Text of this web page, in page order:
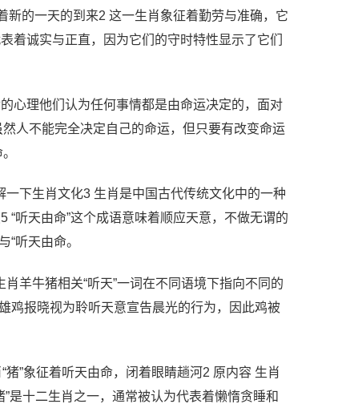
新的一天的到来2 这一生肖象征着勤劳与准确，它
着诚实与正直，因为它们的守时特性显示了它们
心理他们认为任何事情都是由命运决定的，面对
人不能完全决定自己的命运，但只要有改变命运
一下生肖文化3 生肖是中国古代传统文化中的一种
听天由命”这个成语意味着顺应天意，不做无谓的
听天由命。
羊牛猪相关“听天”一词在不同语境下指向不同的
鸡报晓视为聆听天意宣告晨光的行为，因此鸡被
”象征着听天由命，闭着眼睛趟河2 原内容 生肖
是十二生肖之一，通常被认为代表着懒惰贪睡和